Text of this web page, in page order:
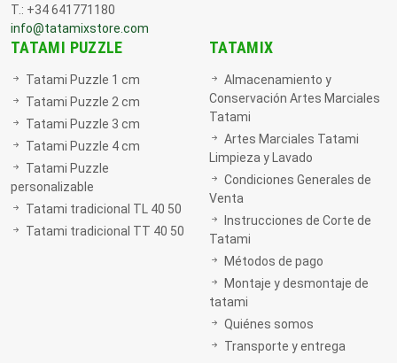
T.: +34 641771180
info@tatamixstore.com
TATAMI PUZZLE
Tatami Puzzle 1 cm
Tatami Puzzle 2 cm
Tatami Puzzle 3 cm
Tatami Puzzle 4 cm
Tatami Puzzle
personalizable
Tatami tradicional TL 40 50
Tatami tradicional TT 40 50
TATAMIX
Almacenamiento y
Conservación Artes Marciales
Tatami
Artes Marciales Tatami
Limpieza y Lavado
Condiciones Generales de
Venta
Instrucciones de Corte de
Tatami
Métodos de pago
Montaje y desmontaje de
tatami
Quiénes somos
Transporte y entrega